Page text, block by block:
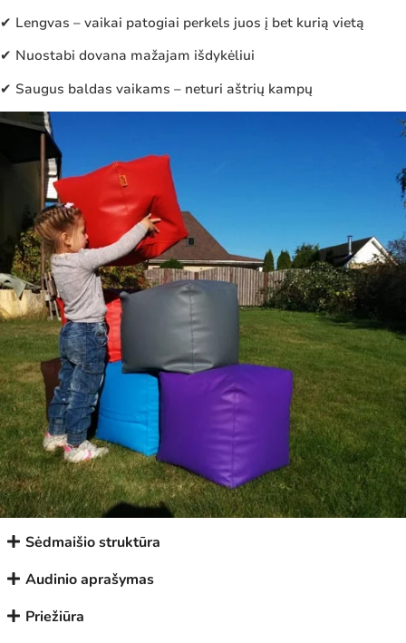
✔ Lengvas – vaikai patogiai perkels juos į bet kurią vietą
✔ Nuostabi dovana mažajam išdykėliui
✔ Saugus baldas vaikams – neturi aštrių kampų
Sėdmaišio struktūra
Audinio aprašymas
Priežiūra